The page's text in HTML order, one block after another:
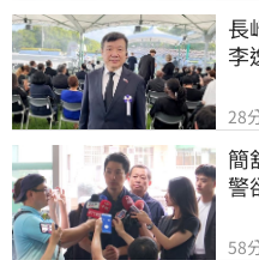
長
李
28
簡
警
58